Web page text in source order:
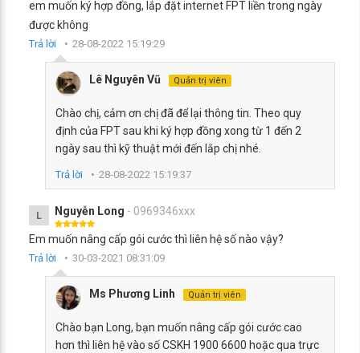
em muốn ký hợp đồng, lắp đặt internet FPT liền trong ngày
được không
Trả lời 28-08-2022 15:19:29
Lê Nguyên Vũ Quản trị viên
Chào chị, cảm ơn chị đã để lại thông tin. Theo quy
định của FPT sau khi ký hợp đồng xong từ 1 đến 2
ngày sau thì kỹ thuật mới đến lắp chị nhé.
Trả lời 28-08-2022 15:19:37
L Nguyễn Long - 0969346xxx
Em muốn nâng cấp gói cước thì liên hệ số nào vậy?
Trả lời 30-03-2021 08:31:09
Ms Phương Linh Quản trị viên
Chào bạn Long, bạn muốn nâng cấp gói cước cao
hơn thì liên hệ vào số CSKH 1900 6600 hoặc qua trực